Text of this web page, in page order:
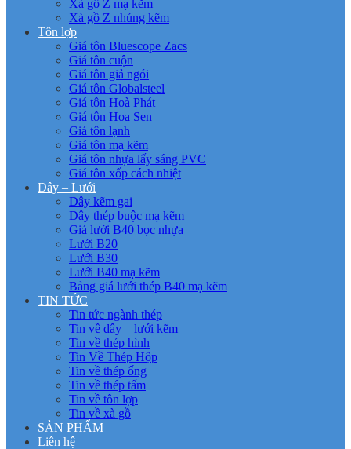
Xà gồ Z mạ kẽm
Xà gồ Z nhúng kẽm
Tôn lợp
Giá tôn Bluescope Zacs
Giá tôn cuộn
Giá tôn giả ngói
Giá tôn Globalsteel
Giá tôn Hoà Phát
Giá tôn Hoa Sen
Giá tôn lạnh
Giá tôn mạ kẽm
Giá tôn nhựa lấy sáng PVC
Giá tôn xốp cách nhiệt
Dây – Lưới
Dây kẽm gai
Dây thép buộc mạ kẽm
Giá lưới B40 bọc nhựa
Lưới B20
Lưới B30
Lưới B40 mạ kẽm
Bảng giá lưới thép B40 mạ kẽm
TIN TỨC
Tin tức ngành thép
Tin về dây – lưới kẽm
Tin về thép hình
Tin Về Thép Hộp
Tin về thép ống
Tin về thép tấm
Tin về tôn lợp
Tin về xà gồ
SẢN PHẨM
Liên hệ